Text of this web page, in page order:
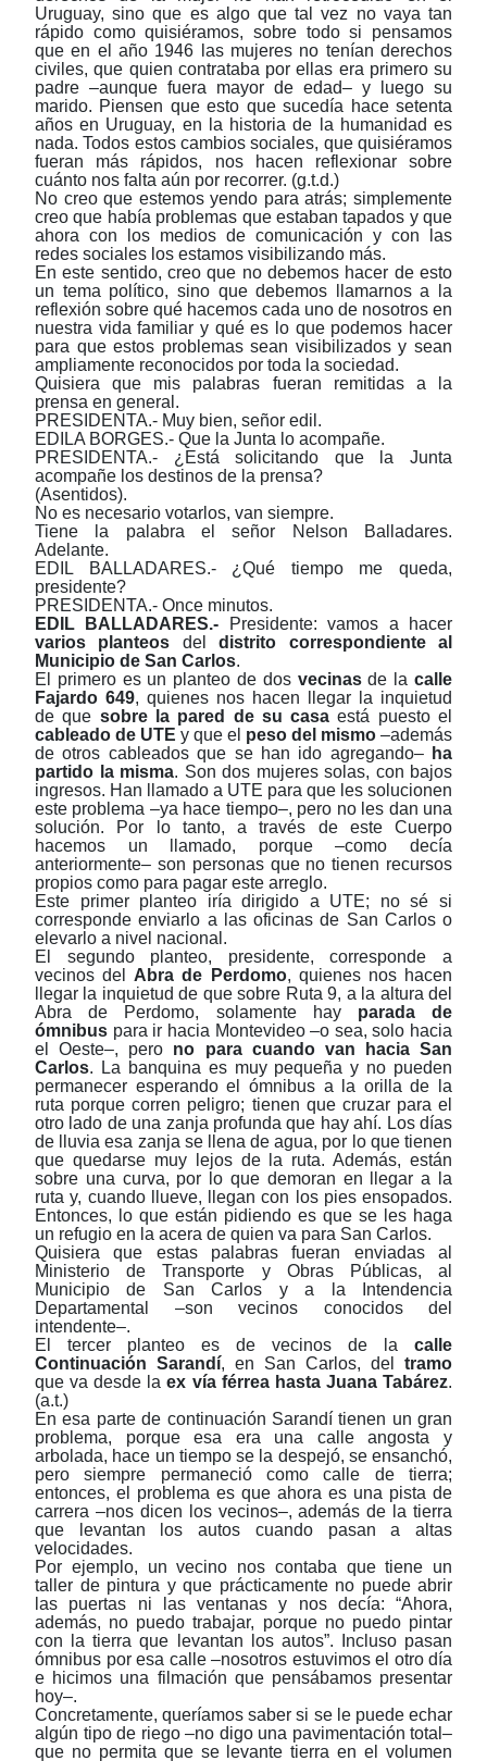
Uruguay, sino que es algo que tal vez no vaya tan
rápido como quisiéramos, sobre todo si pensamos
que en el año 1946 las mujeres no tenían derechos
civiles, que quien contrataba por ellas era primero su
padre –aunque fuera mayor de edad– y luego su
marido. Piensen que esto que sucedía hace setenta
años en Uruguay, en la historia de la humanidad es
nada. Todos estos cambios sociales, que quisiéramos
fueran más rápidos, nos hacen reflexionar sobre
cuánto nos falta aún por recorrer. (g.t.d.)
No creo que estemos yendo para atrás; simplemente
creo que había problemas que estaban tapados y que
ahora con los medios de comunicación y con las
redes sociales los estamos visibilizando más.
En este sentido, creo que no debemos hacer de esto
un tema político, sino que debemos llamarnos a la
reflexión sobre qué hacemos cada uno de nosotros en
nuestra vida familiar y qué es lo que podemos hacer
para que estos problemas sean visibilizados y sean
ampliamente reconocidos por toda la sociedad.
Quisiera que mis palabras fueran remitidas a la
prensa en general.
PRESIDENTA.- Muy bien, señor edil.
EDILA BORGES.- Que la Junta lo acompañe.
PRESIDENTA.- ¿Está solicitando que la Junta
acompañe los destinos de la prensa?
(Asentidos).
No es necesario votarlos, van siempre.
Tiene la palabra el señor Nelson Balladares.
Adelante.
EDIL BALLADARES.- ¿Qué tiempo me queda,
presidente?
PRESIDENTA.- Once minutos.
EDIL
BALLADARES.- Presidente: vamos a hacer
varios planteos deldistrito correspondiente al
Municipio de San Carlos.
El primero es un planteo de dos vecinasde lacalle
Fajardo 649, quienes nos hacen llegar la inquietud
de que sobre la pared de su casa está puesto el
cableado de UTE y que el peso del mismo ‒además
de otros cableados que se han ido agregando‒ ha
partido la misma. Son dos mujeres solas, con bajos
ingresos. Han llamado a UTE para que les solucionen
este problema ‒ya hace tiempo‒, pero no les dan una
solución. Por lo tanto, a través de este Cuerpo
hacemos un llamado, porque ‒como decía
anteriormente‒ son personas que no tienen recursos
propios como para pagar este arreglo.
Este primer planteo iría dirigido a UTE; no sé si
corresponde enviarlo a las oficinas de San Carlos o
elevarlo a nivel nacional.
El segundo planteo, presidente, corresponde a
vecinos del Abra de Perdomo, quienes nos hacen
llegar la inquietud de que sobre Ruta 9, a la altura del
Abra de Perdomo, solamente hay parada de
ómnibus para ir hacia Montevideo ‒o sea, solo hacia
el Oeste‒, pero no para cuando van hacia San
Carlos. La banquina es muy pequeña y no pueden
permanecer esperando el ómnibus a la orilla de la
ruta porque corren peligro; tienen que cruzar para el
otro lado de una zanja profunda que hay ahí. Los días
de lluvia esa zanja se llena de agua, por lo que tienen
que quedarse muy lejos de la ruta. Además, están
sobre una curva, por lo que demoran en llegar a la
ruta y, cuando llueve, llegan con los pies ensopados.
Entonces, lo que están pidiendo es que se les haga
un refugio en la acera de quien va para San Carlos.
Quisiera que estas palabras fueran enviadas al
Ministerio de Transporte y Obras Públicas, al
Municipio de San Carlos y a la Intendencia
Departamental ‒son vecinos conocidos del
intendente‒.
El tercer planteo es de vecinos de la calle
Continuación Sarandí, en San Carlos, del tramo
que va desde laex vía férrea hasta Juana Tabárez.
(a.t.)
En esa parte de continuación Sarandítienen un gran
problema, porque esa era una calle angosta y
arbolada, hace un tiempo se la despejó, se ensanchó,
pero siempre permaneció como calle de tierra;
entonces, el problema es que ahora es una pista de
carrera ‒nos dicen los vecinos‒, además de la tierra
que levantan los autos cuando pasan a altas
velocidades.
Por ejemplo, un vecino nos contaba que tiene un
taller de pintura y que prácticamente no puede abrir
las puertas ni las ventanas y nos decía: “Ahora,
además, no puedo trabajar, porque no puedo pintar
con la tierra que levantan los autos”. Incluso pasan
ómnibus por esa calle ‒nosotros estuvimos el otro día
e hicimos una filmación que pensábamos presentar
hoy‒.
Concretamente, queríamos saber si se le puede echar
algún tipo de riego ‒no digo una pavimentación total‒
que no permita que se levante tierra en el volumen